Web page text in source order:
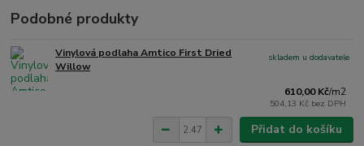
Podobné produkty
Vinylová podlaha Amtico First Dried
Willow
610,00 Kč/m2
504,13 Kč bez DPH
skladem u dodavatele
Přidat do košíku